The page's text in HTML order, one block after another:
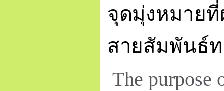
จุดมุ่งหมายที่
สายสัมพันธ์
The purpose